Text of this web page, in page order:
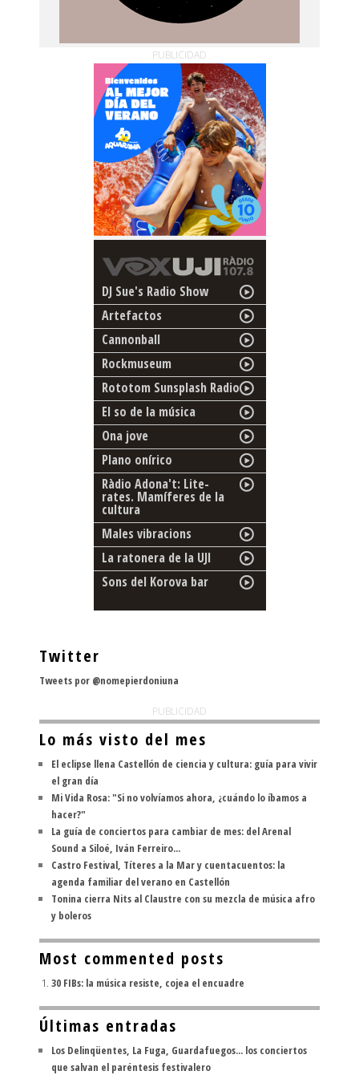
PUBLICIDAD
DJ Sue's Radio Show
Artefactos
Cannonball
Rockmuseum
Rototom Sunsplash Radio
El so de la música
Ona jove
Plano onírico
Ràdio Adona't: Lite-
rates. Mamíferes de la
cultura
Males vibracions
La ratonera de la UJI
Sons del Korova bar
Twitter
Tweets por @nomepierdoniuna
PUBLICIDAD
Lo más visto del mes
El eclipse llena Castellón de ciencia y cultura: guía para vivir
el gran día
Mi Vida Rosa: "Si no volvíamos ahora, ¿cuándo lo íbamos a
hacer?"
La guía de conciertos para cambiar de mes: del Arenal
Sound a Siloé, Iván Ferreiro...
Castro Festival, Títeres a la Mar y cuentacuentos: la
agenda familiar del verano en Castellón
Tonina cierra Nits al Claustre con su mezcla de música afro
y boleros
Most commented posts
30 FIBs: la música resiste, cojea el encuadre
Últimas entradas
Los Delinqüentes, La Fuga, Guardafuegos... los conciertos
que salvan el paréntesis festivalero